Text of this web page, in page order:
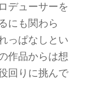
デューサーを
にも関わら
っぱなしとい
作品からは想
回りに挑んで